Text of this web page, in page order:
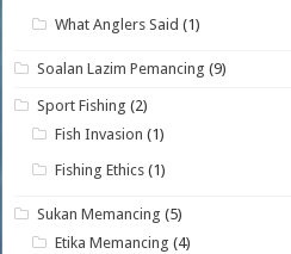
What Anglers Said (1)
Soalan Lazim Pemancing (9)
Sport Fishing (2)
Fish Invasion (1)
Fishing Ethics (1)
Sukan Memancing (5)
Etika Memancing (4)